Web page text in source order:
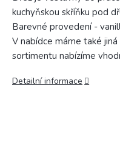
kuchyňskou skříňku pod
Barevné provedení -
V nabídce máme také
sortimentu nabízíme
Detailní informace